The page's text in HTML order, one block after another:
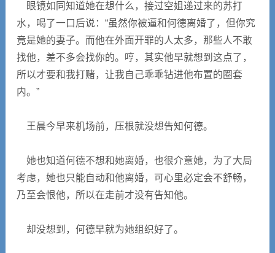
眼镜如同知道她在想什么，接过空姐递过来的苏打
水，喝了一口后说：“虽然你被逼和何德离婚了，但你究
竟是她的妻子。而他在外面开罪的人太多，那些人不敢
找他，差不多会找你的。哼，其实他早就想到这点了，
所以才要和我打赌，让我自己乖乖钻进他布置的圈套
内。”
王晨今早来机场前，压根就没想告知何德。
她也知道何德不想和她离婚，也很介意她，为了大局
考虑，她也只能自动和他离婚，可心里必定会不舒畅，
乃至会恨他，所以在走前才没有告知他。
却没想到，何德早就为她组织好了。